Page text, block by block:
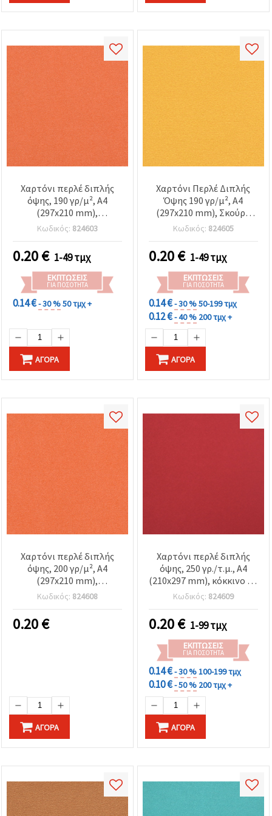
Χαρτόνι περλέ διπλής
όψης, 190 γρ/μ², A4
(297x210 mm),
πορτοκαλί - 1 φύλλο
Κωδικός: 824603
0.20€ 1-49 τμχ
ΕΚΠΤΏΣΕΙΣ
ΓΙΑ ΠΟΣΌΤΗΤΑ
0.14 €- 30 %50 τμχ +
ΑΓΟΡΆ
Χαρτόνι Περλέ Διπλής
Όψης 190 γρ/μ², A4
(297x210 mm), Σκούρο
Κίτρινο – 1 Φύλλο
Κωδικός: 824605
0.20€ 1-49 τμχ
ΕΚΠΤΏΣΕΙΣ
ΓΙΑ ΠΟΣΌΤΗΤΑ
0.14 €- 30 %50-199 τμχ
0.12 €- 40 % 200 τμχ +
ΑΓΟΡΆ
Χαρτόνι περλέ διπλής
όψης, 200 γρ/μ², A4
(297x210 mm),
πορτοκαλί - 1 φύλλο
Κωδικός: 824608
0.20€
ΑΓΟΡΆ
Χαρτόνι περλέ διπλής
όψης, 250 γρ./τ.μ., Α4
(210x297 mm), κόκκινο - 1
φύλλο
Κωδικός: 824609
0.20€ 1-99 τμχ
ΕΚΠΤΏΣΕΙΣ
ΓΙΑ ΠΟΣΌΤΗΤΑ
0.14 €- 30 %100-199 τμχ
0.10 €- 50 % 200 τμχ +
ΑΓΟΡΆ